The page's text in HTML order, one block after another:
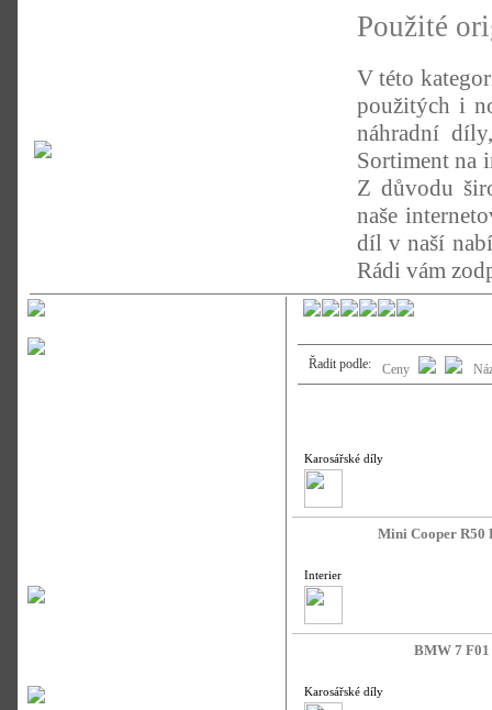
Použité
V této
použitých i
náhradní
Sortiment na
Z důvodu
naše
díl v naší
Rádi vám
Řadit podle: Ceny
Karosářské díly
Mini Cooper R50
Interier
BMW 7
Karosářské díly